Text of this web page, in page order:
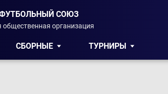
СОЮЗ
организация
СБОРНЫЕ ТУРНИРЫ